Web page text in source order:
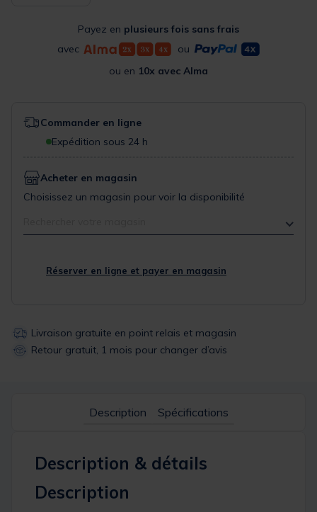
Payez en plusieurs fois sans frais
avec
ou
ou en 10x avec Alma
Commander en ligne
Expédition sous 24 h
Acheter en magasin
Choisissez un magasin pour voir la disponibilité
Réserver en ligne et payer en magasin
Livraison gratuite en point relais et magasin
Retour gratuit, 1 mois pour changer d’avis
Description Spécifications
Description & détails
Description